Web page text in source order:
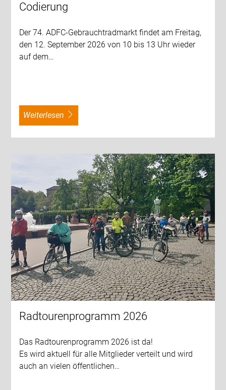
Codierung
Der 74. ADFC-Gebrauchtradmarkt findet am Freitag,
den 12. September 2026 von 10 bis 13 Uhr wieder
auf dem…
weiterlesen
Radtourenprogramm 2026
Das Radtourenprogramm 2026 ist da!
Es wird aktuell für alle Mitglieder verteilt und wird
auch an vielen öffentlichen…